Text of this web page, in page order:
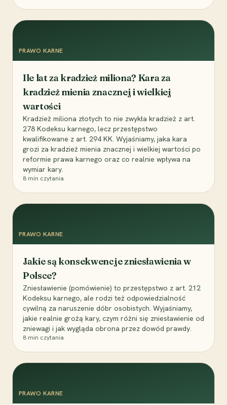
PRAWO KARNE
Ile lat za kradzież miliona? Kara za
kradzież mienia znacznej i wielkiej
wartości
Kradzież miliona złotych to nie zwykła kradzież z art.
278 Kodeksu karnego, lecz przestępstwo
kwalifikowane z art. 294 KK. Wyjaśniamy, jaka kara
grozi za kradzież mienia znacznej i wielkiej wartości po
reformie prawa karnego oraz co realnie wpływa na
wymiar kary.
8 min czytania
PRAWO KARNE
Jakie są konsekwencje zniesławienia w
Polsce?
Zniesławienie (pomówienie) to przestępstwo z art. 212
Kodeksu karnego, ale rodzi też odpowiedzialność
cywilną za naruszenie dóbr osobistych. Wyjaśniamy,
jakie realnie grożą kary, czym różni się zniesławienie od
zniewagi i jak wygląda obrona przez dowód prawdy.
8 min czytania
PRAWO KARNE